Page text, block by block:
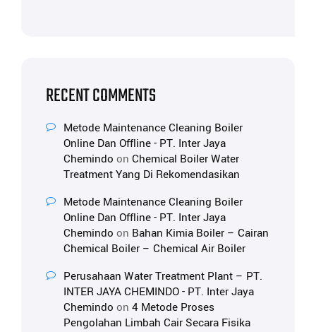
RECENT COMMENTS
Metode Maintenance Cleaning Boiler
Online Dan Offline - PT. Inter Jaya
Chemindo on Chemical Boiler Water
Treatment Yang Di Rekomendasikan
Metode Maintenance Cleaning Boiler
Online Dan Offline - PT. Inter Jaya
Chemindo on Bahan Kimia Boiler – Cairan
Chemical Boiler – Chemical Air Boiler
Perusahaan Water Treatment Plant – PT.
INTER JAYA CHEMINDO - PT. Inter Jaya
Chemindo on 4 Metode Proses
Pengolahan Limbah Cair Secara Fisika